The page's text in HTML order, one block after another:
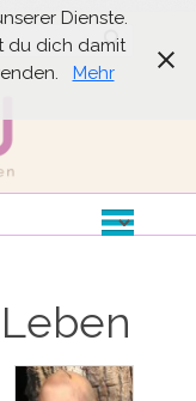
Dienste.
du dich damit
Mehr